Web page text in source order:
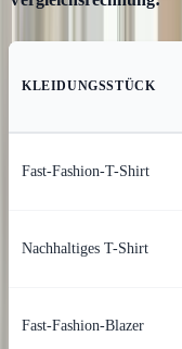
KLEIDUNGSSTÜCK
Fast-Fashion-T-Shirt
Nachhaltiges T-Shirt
Fast-Fashion-Blazer